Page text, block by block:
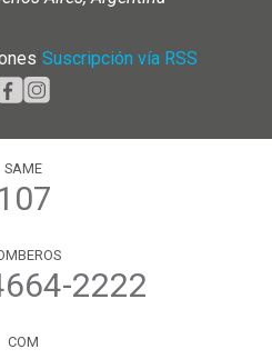
Suscripción vía RSS
SAME
2222
COM